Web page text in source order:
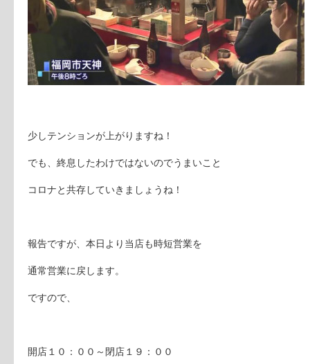
少しテンションが上がりますね！
でも、終息したわけではないのでうまいこと
コロナと共存していきましょうね！
報告ですが、本日より当店も時短営業を
通常営業に戻します。
ですので、
開店１０：００～閉店１９：００